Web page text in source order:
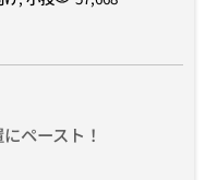
ペースト！